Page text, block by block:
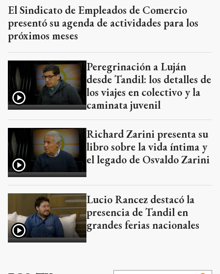
El Sindicato de Empleados de Comercio
presentó su agenda de actividades para los
próximos meses
Peregrinación a Luján
desde Tandil: los detalles de
los viajes en colectivo y la
caminata juvenil
Richard Zarini presenta su
libro sobre la vida íntima y
el legado de Osvaldo Zarini
Lucio Rancez destacó la
presencia de Tandil en
grandes ferias nacionales